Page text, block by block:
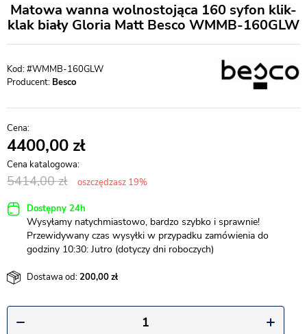
Matowa wanna wolnostojąca 160 syfon klik-
klak biały Gloria Matt Besco WMMB-160GLW
#WMMB-160GLW
Producent: Besco
4400,00
5414,00 oszczędzasz 19%
Dostępny 24h
Wysyłamy natychmiastowo, bardzo szybko i sprawnie!
Przewidywany czas wysyłki w przypadku zamówienia do
godziny 10:30: Jutro (dotyczy dni roboczych)
Dostawa od:200,00